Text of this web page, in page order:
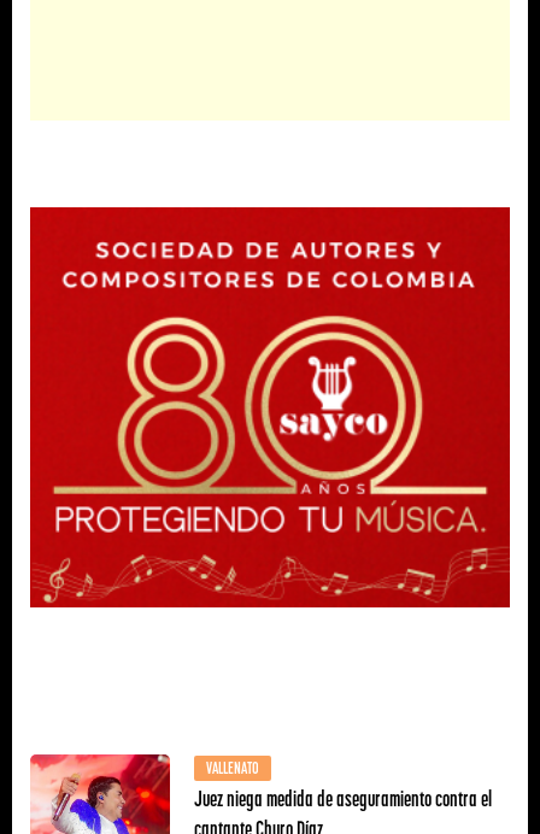
VALLENATO
Juez niega medida de aseguramiento contra el
cantante Churo Díaz